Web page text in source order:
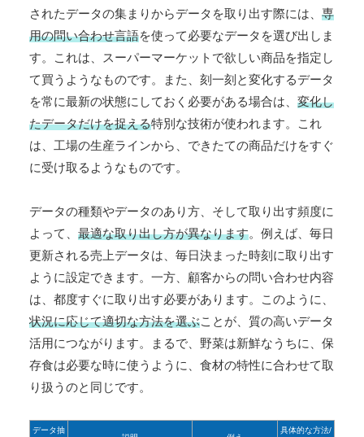
されたデータの集まりからデータを取り出す際には、 専
用の問い合わせ言語を使って必要なデータを選び出しま
す。これは、スーパーマーケットで欲しい商品を指定し
て買うようなものです。また、刻一刻と変化するデータ
を常に最新の状態にしておく必要がある場合は、 変化し
たデータだけを捉える特別な技術が使われます。これ
は、工場の生産ラインから、できたての商品だけをすぐ
に受け取るようなものです。
データの種類やデータのあり方、そして取り出す頻度に
よって、 最適な取り出し方が異なります。例えば、毎日
更新される売上データは、毎日決まった時刻に取り出す
ように設定できます。一方、顧客からの問い合わせ内容
は、都度すぐに取り出す必要があります。このように、
状況に応じて適切な方法を選ぶことが、質の高いデータ
活用につながります。まるで、野菜は新鮮なうちに、保
存食は必要な時に使うように、食材の特性に合わせて取
り扱うのと同じです。
データ抽
具体的な方法/